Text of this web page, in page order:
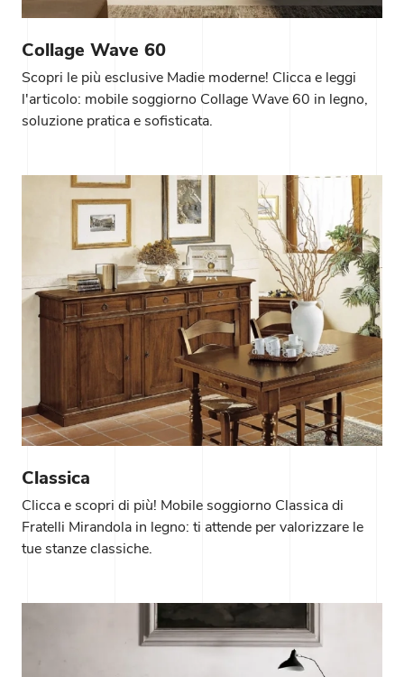
Collage Wave 60
Scopri le più esclusive Madie moderne! Clicca e leggi
l'articolo: mobile soggiorno Collage Wave 60 in legno,
soluzione pratica e sofisticata.
Classica
Clicca e scopri di più! Mobile soggiorno Classica di
Fratelli Mirandola in legno: ti attende per valorizzare le
tue stanze classiche.